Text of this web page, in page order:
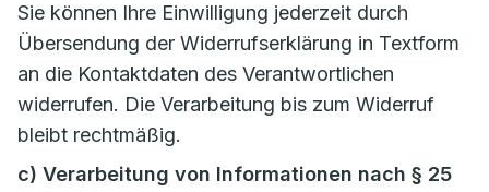
Sie können Ihre Einwilligung jederzeit durch
Übersendung der Widerrufserklärung in Textform
an die Kontaktdaten des Verantwortlichen
widerrufen. Die Verarbeitung bis zum Widerruf
bleibt rechtmäßig.
c) Verarbeitung von Informationen nach § 25